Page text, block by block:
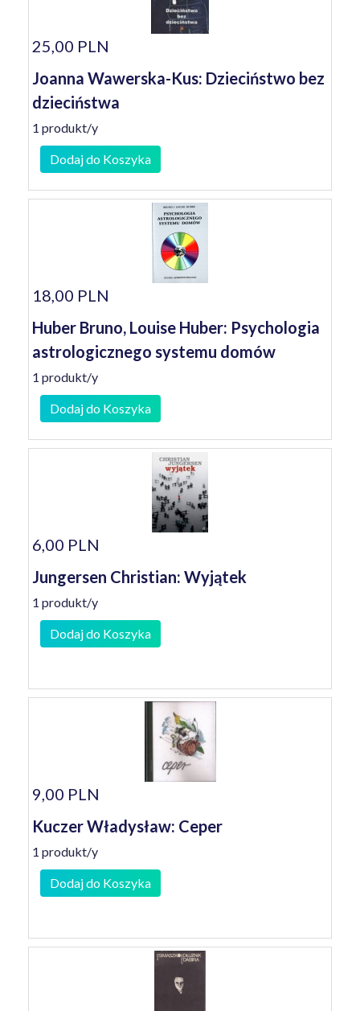
25,00 PLN
Joanna Wawerska-Kus: Dzieciństwo bez
dzieciństwa
1 produkt/y
Dodaj do Koszyka
18,00 PLN
Huber Bruno, Louise Huber: Psychologia
astrologicznego systemu domów
1 produkt/y
Dodaj do Koszyka
6,00 PLN
Jungersen Christian: Wyjątek
1 produkt/y
Dodaj do Koszyka
9,00 PLN
Kuczer Władysław: Ceper
1 produkt/y
Dodaj do Koszyka